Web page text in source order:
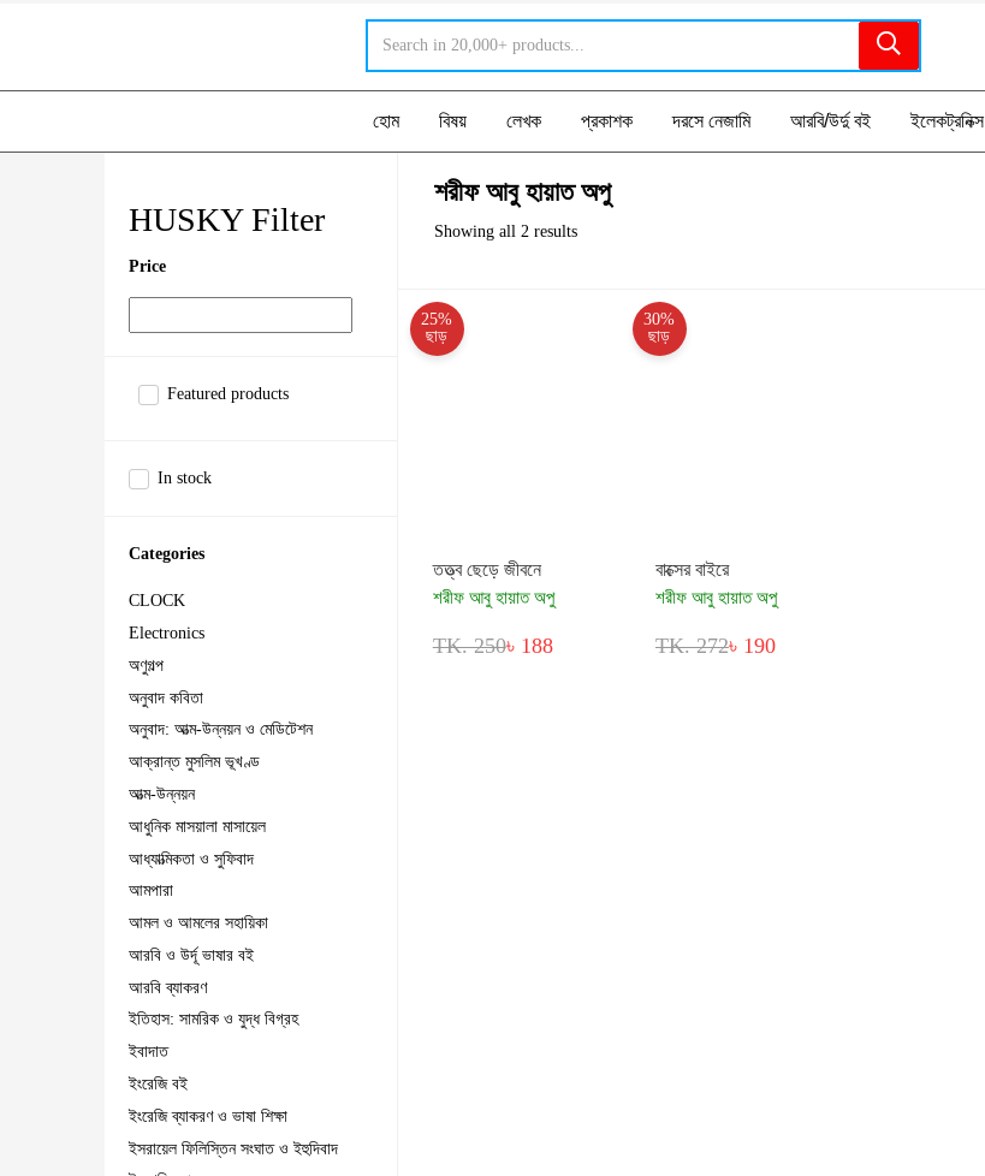
হোম বিষয় লেখক প্রকাশক দরসে নেজামি আরবি/উর্দু বই ইলেকট্রনিক্স
HUSKY Filter
Price
Featured products
In stock
Categories
CLOCK
Electronics
অণুগল্প
অনুবাদ কবিতা
অনুবাদ: আত্ম-উন্নয়ন ও মেডিটেশন
আক্রান্ত মুসলিম ভূখণ্ড
আত্ম-উন্নয়ন
আধুনিক মাসয়ালা মাসায়েল
আধ্যাত্মিকতা ও সুফিবাদ
আমপারা
আমল ও আমলের সহায়িকা
আরবি ও উর্দূ ভাষার বই
আরবি ব্যাকরণ
ইতিহাস: সামরিক ও যুদ্ধ বিগ্রহ
ইবাদাত
ইংরেজি বই
ইংরেজি ব্যাকরণ ও ভাষা শিক্ষা
ইসরায়েল ফিলিস্তিন সংঘাত ও ইহুদিবাদ
শরীফ আবু হায়াত অপু
Showing all 2 results
25%
ছাড়
তত্ত্ব ছেড়ে জীবনে
শরীফ আবু হায়াত অপু
TK. 250৳ 188
30%
ছাড়
বাক্সের বাইরে
শরীফ আবু হায়াত অপু
TK. 272৳ 190